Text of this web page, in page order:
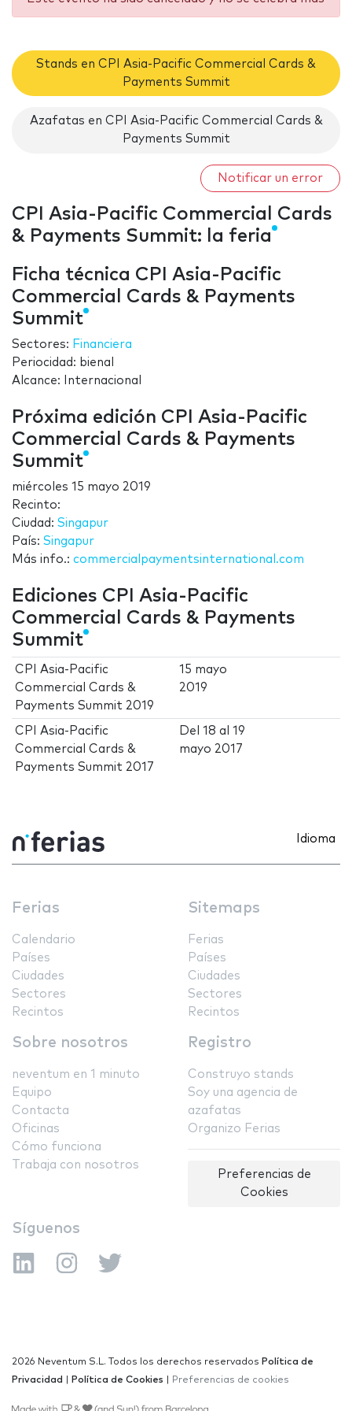
Stands en CPI Asia-Pacific Commercial Cards &
Payments Summit
Azafatas en CPI Asia-Pacific Commercial Cards &
Payments Summit
Notificar un error
CPI Asia-Pacific Commercial Cards
& Payments Summit: la feria
Ficha técnica CPI Asia-Pacific
Commercial Cards & Payments
Summit
Sectores: Financiera
Periocidad: bienal
Alcance: Internacional
Próxima edición CPI Asia-Pacific
Commercial Cards & Payments
Summit
miércoles 15 mayo 2019
Recinto:
Ciudad: Singapur
País: Singapur
Más info.: commercialpaymentsinternational.com
Ediciones CPI Asia-Pacific
Commercial Cards & Payments
Summit
CPI Asia-Pacific
Commercial Cards &
Payments Summit 2019
15 mayo
2019
CPI Asia-Pacific
Commercial Cards &
Payments Summit 2017
Del18 al19
mayo 2017
Idioma
Ferias
Calendario
Países
Ciudades
Sectores
Recintos
Sitemaps
Ferias
Países
Ciudades
Sectores
Recintos
Sobre nosotros
neventum en 1 minuto
Equipo
Contacta
Oficinas
Cómo funciona
Trabaja con nosotros
Registro
Construyo stands
Soy una agencia de
azafatas
Organizo Ferias
Preferencias de
Cookies
Síguenos
2026 Neventum S.L. Todos los derechos reservados Política de
Privacidad
Política de Cookies Preferencias de cookies